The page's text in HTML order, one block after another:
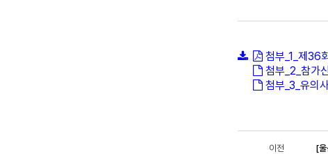
첨부_1_제36
첨부_2_참가
첨부_3_유의
이전 [울